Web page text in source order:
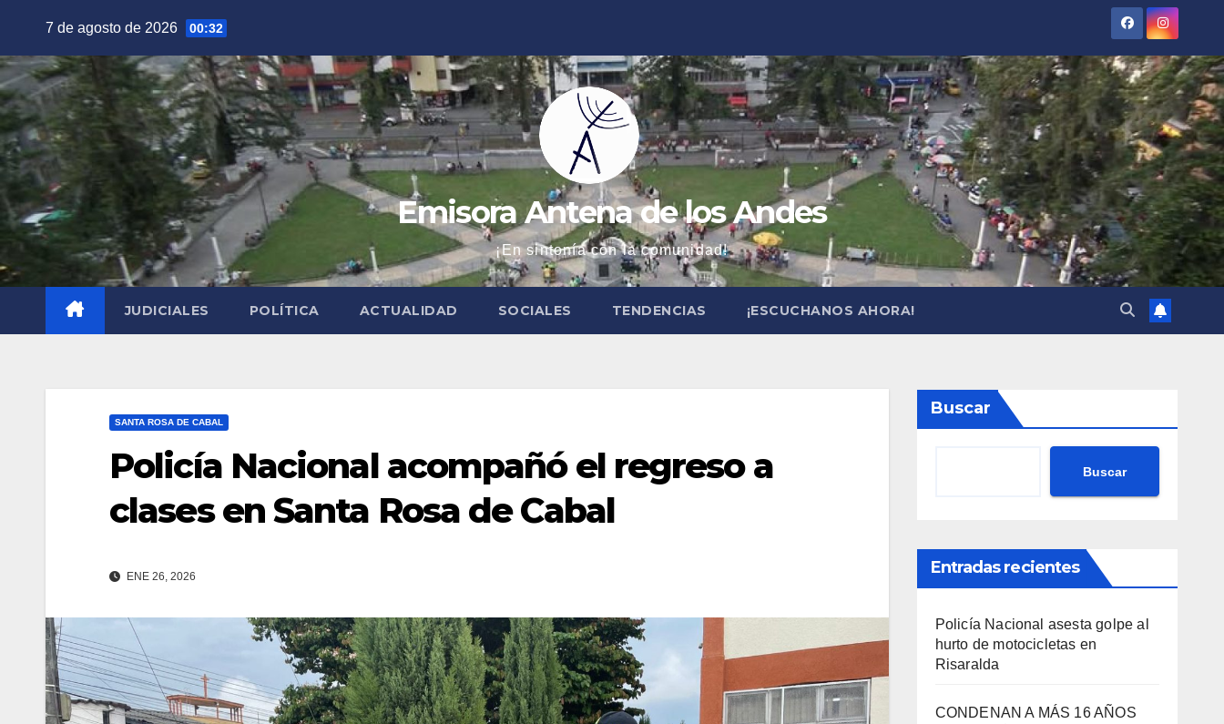
contenido
7 de agosto de 2026 00:32
Emisora Antena de los Andes
¡En sintonía con la comunidad!
JUDICIALES POLÍTICA ACTUALIDAD SOCIALES TENDENCIAS ¡ESCUCHANOS AHORA!
SANTA ROSA DE CABAL
Policía Nacional acompañó el regreso a
clases en Santa Rosa de Cabal
ENE 26, 2026
Buscar
Buscar
Entradas recientes
Policía Nacional asesta golpe al
hurto de motocicletas en
Risaralda
CONDENAN A MÁS 16 AÑOS